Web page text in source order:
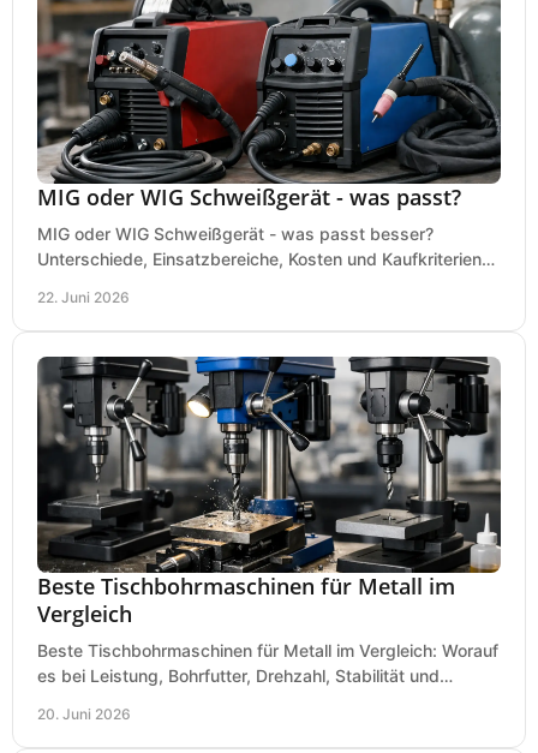
MIG oder WIG Schweißgerät - was passt?
MIG oder WIG Schweißgerät - was passt besser?
Unterschiede, Einsatzbereiche, Kosten und Kaufkriterien
22. Juni 2026
Beste Tischbohrmaschinen für Metall im
Vergleich
Beste Tischbohrmaschinen für Metall im Vergleich: Worauf
es bei Leistung, Bohrfutter, Drehzahl, Stabilität und
20. Juni 2026